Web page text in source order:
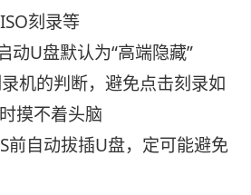
刻录等
动U盘默认为“高端隐藏”
机的判断，避免点击刻录如
摸不着头脑
前自动拔插U盘，定可能避免